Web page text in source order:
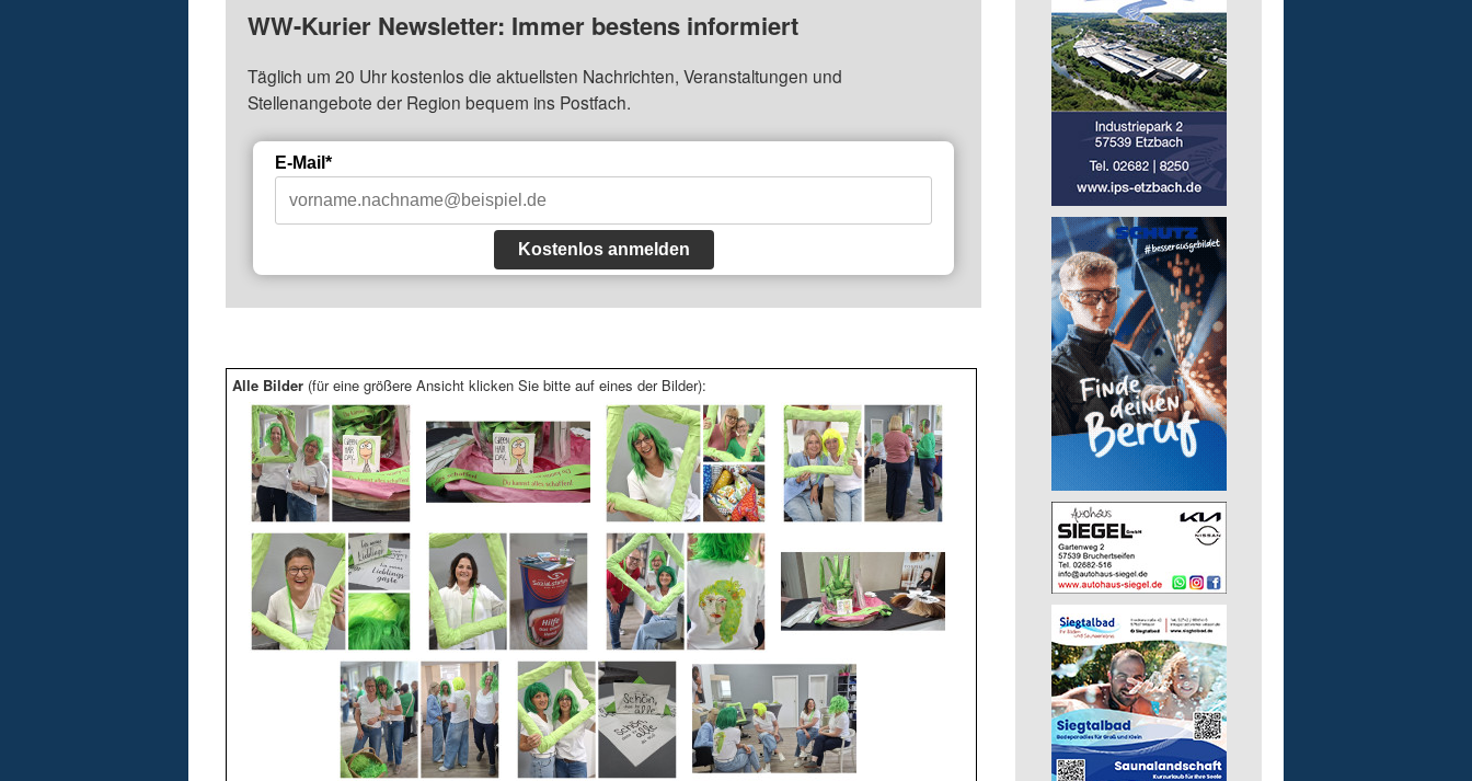
WW-Kurier Newsletter: Immer bestens informiert
Täglich um 20 Uhr kostenlos die aktuellsten Nachrichten, Veranstaltungen und
Stellenangebote der Region bequem ins Postfach.
E-Mail*
Kostenlos anmelden
Alle Bilder (für eine größere Ansicht klicken Sie bitte auf eines der Bilder):